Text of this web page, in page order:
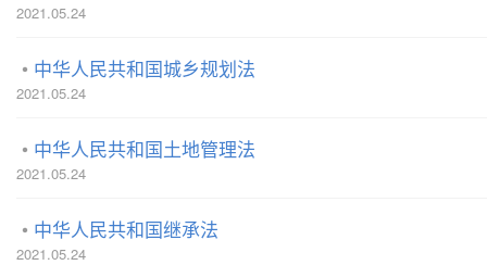
2021.05.24
中华人民共和国城乡规划法
2021.05.24
中华人民共和国土地管理法
2021.05.24
中华人民共和国继承法
2021.05.24